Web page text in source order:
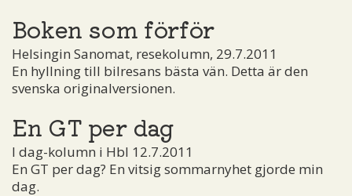
Boken som förför
Helsingin Sanomat, resekolumn, 29.7.2011
En hyllning till bilresans bästa vän. Detta är den
svenska originalversionen.
En GT per dag
I dag-kolumn i Hbl 12.7.2011
En GT per dag? En vitsig sommarnyhet gjorde min
dag.